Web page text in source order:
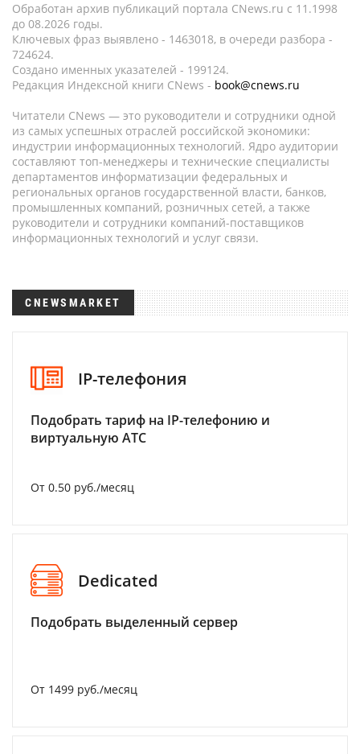
Обработан архив публикаций портала CNews.ru c 11.1998
до 08.2026 годы.
Ключевых фраз выявлено - 1463018, в очереди разбора -
724624.
Создано именных указателей - 199124.
Редакция Индексной книги CNews - book@cnews.ru
Читатели CNews — это руководители и сотрудники одной
из самых успешных отраслей российской экономики:
индустрии информационных технологий. Ядро аудитории
составляют топ-менеджеры и технические специалисты
департаментов информатизации федеральных и
региональных органов государственной власти, банков,
промышленных компаний, розничных сетей, а также
руководители и сотрудники компаний-поставщиков
информационных технологий и услуг связи.
CNEWSMARKET
IP-телефония
Подобрать тариф на IP-телефонию и
виртуальную АТС
От 0.50 руб./месяц
Dedicated
Подобрать выделенный сервер
От 1499 руб./месяц